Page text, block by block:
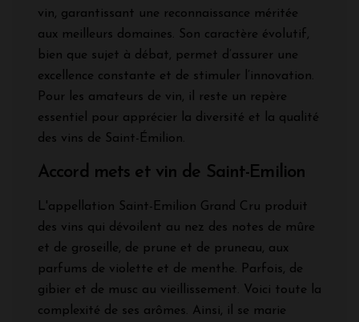
vin, garantissant une reconnaissance méritée
aux meilleurs domaines. Son caractère évolutif,
bien que sujet à débat, permet d’assurer une
excellence constante et de stimuler l’innovation.
Pour les amateurs de vin, il reste un repère
essentiel pour apprécier la diversité et la qualité
des vins de Saint-Émilion.
Accord mets et vin de Saint-Emilion
L'appellation Saint-Emilion Grand Cru produit
des vins qui dévoilent au nez des notes de mûre
et de groseille, de prune et de pruneau, aux
parfums de violette et de menthe. Parfois, de
gibier et de musc au vieillissement. Voici toute la
complexité de ses arômes. Ainsi, il se marie